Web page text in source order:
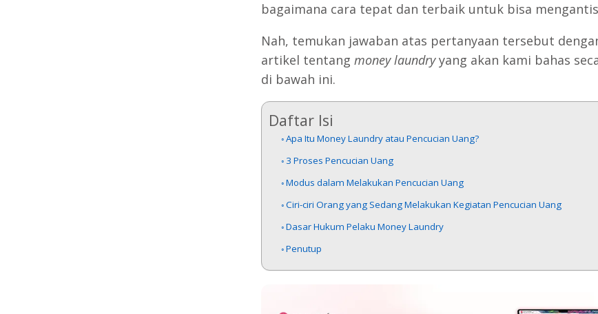
bagaimana cara tepat dan terbaik untuk bisa
Nah, temukan jawaban atas pertanyaan tersebut
artikel tentang money laundryyang akan kami bahas
di bawah ini.
Daftar Isi
Apa Itu Money Laundry atau Pencucian Uang?
3 Proses Pencucian Uang
Modus dalam Melakukan Pencucian Uang
Ciri-ciri Orang yang Sedang Melakukan Kegiatan Pencucian Uang
Dasar Hukum Pelaku Money Laundry
Penutup